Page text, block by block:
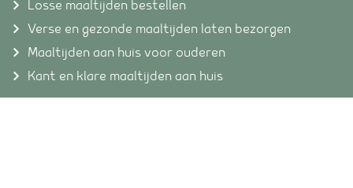
Losse maaltijden bestellen
Verse en gezonde maaltijden laten bezorgen
Maaltijden aan huis voor ouderen
Kant en klare maaltijden aan huis